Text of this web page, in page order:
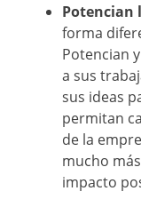
Potencian
forma
Potencian
a sus
sus ideas
permitan
de la
mucho
impacto